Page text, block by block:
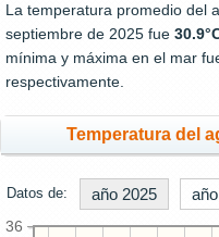
La temperatura promedio del
septiembre de 2025 fue
mínima y máxima en el mar
respectivamente.
Temperatura del
Datos de: año 2025
36